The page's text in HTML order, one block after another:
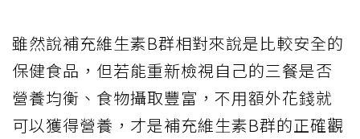
雖然說補充維生素B群相對來說是比較安全的
保健食品，但若能重新檢視自己的三餐是否
營養均衡、食物攝取豐富，不用額外花錢就
可以獲得營養，才是補充維生素B群的正確觀